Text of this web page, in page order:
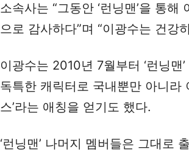
소속사는 “그동안 ‘런닝맨’을 통
으로 감사하다”며 “이광수는 건강
이광수는 2010년 7월부터 ‘런닝
독특한 캐릭터로 국내뿐만 아니라
스’라는 애칭을 얻기도 했다.
‘런닝맨’ 나머지 멤버들은 그대로